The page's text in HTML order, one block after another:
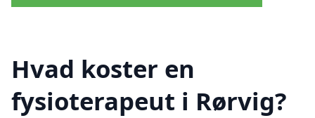
Hvad koster en
fysioterapeut i Rørvig?